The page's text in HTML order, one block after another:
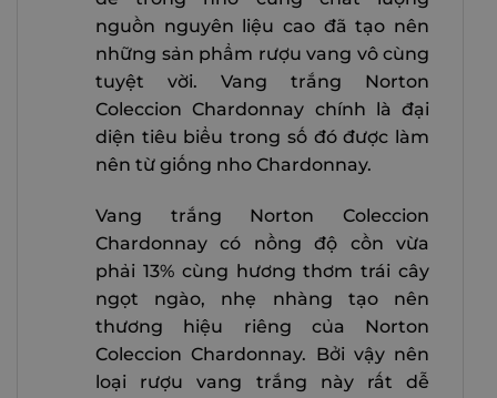
nguồn nguyên liệu cao đã tạo nên
những sản phẩm rượu vang vô cùng
tuyệt vời. Vang trắng Norton
Coleccion Chardonnay chính là đại
diện tiêu biểu trong số đó được làm
nên từ giống nho Chardonnay.
Vang trắng Norton Coleccion
Chardonnay có nồng độ cồn vừa
phải 13% cùng hương thơm trái cây
ngọt ngào, nhẹ nhàng tạo nên
thương hiệu riêng của Norton
Coleccion Chardonnay. Bởi vậy nên
loại rượu vang trắng này rất dễ